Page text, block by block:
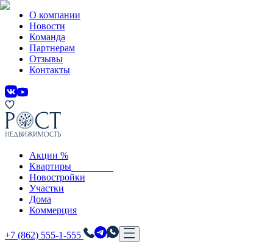
О компании
Новости
Команда
Партнерам
Отзывы
Контакты
Акции %
Квартиры
Новостройки
Участки
Дома
Коммерция
+7 (862) 555-1-555